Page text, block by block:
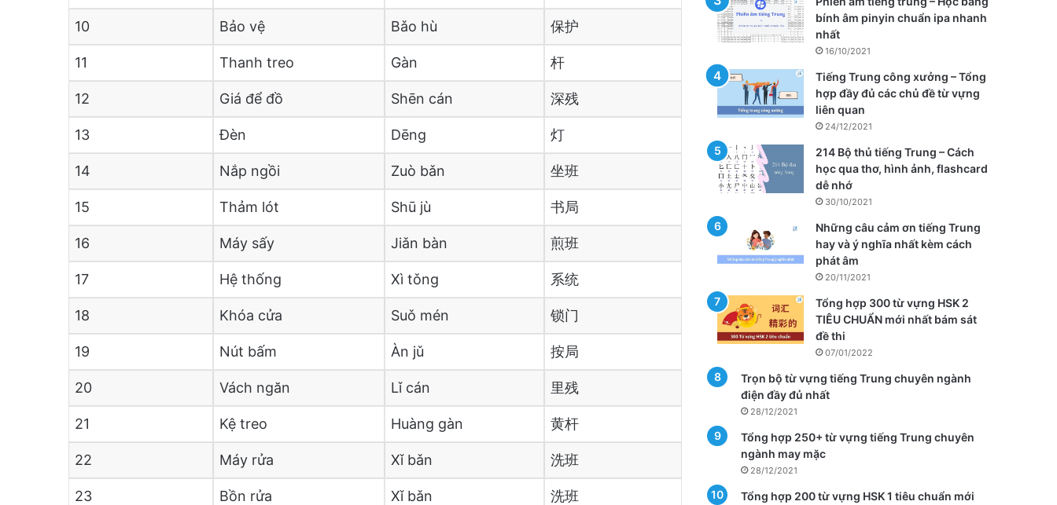
10 Bảo vệ Bǎo hù 保护
11 Thanh treo Gàn 杆
12 Giá để đồ Shēn cán 深残
13 Đèn Dēng 灯
14 Nắp ngồi Zuò bǎn 坐班
15 Thảm lót Shū jù 书局
16 Máy sấy Jiǎn bàn 煎班
17 Hệ thống Xì tǒng 系统
18 Khóa cửa Suǒ mén 锁门
19 Nút bấm Àn jǔ 按局
20 Vách ngăn Lǐ cán 里残
21 Kệ treo Huàng gàn 黄杆
22 Máy rửa Xǐ bǎn 洗班
23 Bồn rửa Xǐ bǎn 洗班
bính âm pinyin chuẩn ipa nhanh
nhất
16/10/2021
Tiếng Trung công xưởng – Tổng
hợp đầy đủ các chủ đề từ vựng
liên quan
24/12/2021
214 Bộ thủ tiếng Trung – Cách
học qua thơ, hình ảnh, flashcard
dễ nhớ
30/10/2021
Những câu cảm ơn tiếng Trung
hay và ý nghĩa nhất kèm cách
phát âm
20/11/2021
Tổng hợp 300 từ vựng HSK 2
TIÊU CHUẨN mới nhất bám sát
đề thi
07/01/2022
Trọn bộ từ vựng tiếng Trung chuyên ngành
điện đầy đủ nhất
28/12/2021
Tổng hợp 250+ từ vựng tiếng Trung chuyên
ngành may mặc
28/12/2021
Tổng hợp 200 từ vựng HSK 1 tiêu chuẩn mới